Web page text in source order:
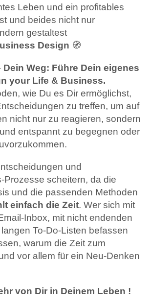
Leben und ein profitables
und beides nicht nur
gestaltest
Design 🧭
Dein Weg: Führe Dein eigenes
your Life & Business.
wie Du es Dir ermöglichst,
zu treffen, um auf
nicht nur zu reagieren, sondern
entspannt zu begegnen oder
und
Prozesse scheitern, da die
und die passenden Methoden
einfach die Zeit. Wer sich mit
Inbox, mit nicht endenden
To-Do-Listen befassen
warum die Zeit zum
vor allem für ein Neu-Denken
von Dir in Deinem Leben !